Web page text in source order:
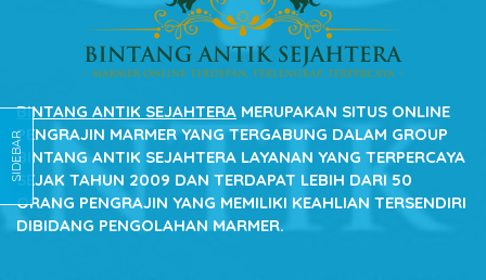
SIDEBAR
BINTANG ANTIK SEJAHTERA MERUPAKAN SITUS ONLINE
PENGRAJIN MARMER YANG TERGABUNG DALAM GROUP
BINTANG ANTIK SEJAHTERA LAYANAN YANG TERPERCAYA
SEJAK TAHUN 2009 DAN TERDAPAT LEBIH DARI 50
ORANG PENGRAJIN YANG MEMILIKI KEAHLIAN TERSENDIRI
DIBIDANG PENGOLAHAN MARMER.